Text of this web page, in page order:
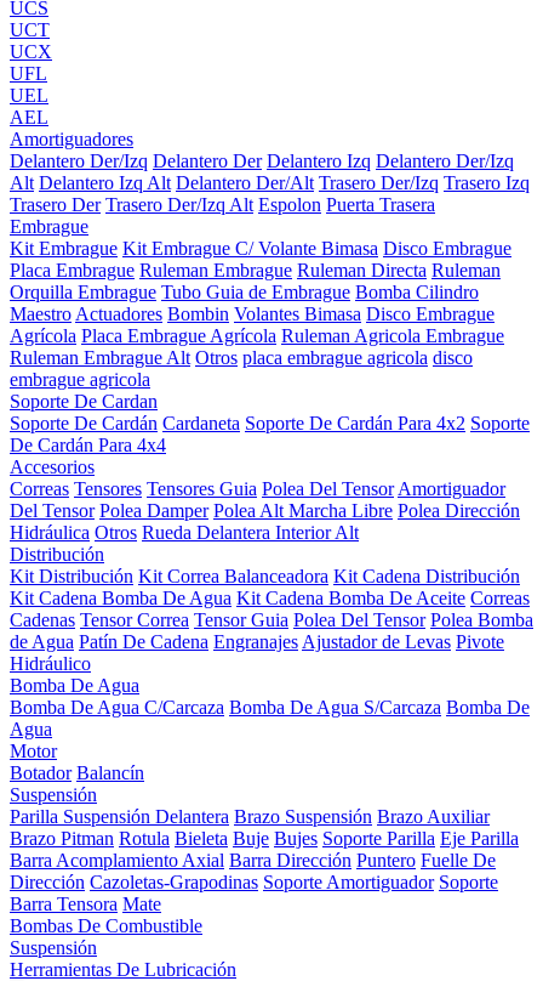
UCS
UCT
UCX
UFL
UEL
AEL
Amortiguadores
Delantero Der/Izq Delantero Der Delantero Izq Delantero Der/Izq
Alt Delantero Izq Alt Delantero Der/Alt Trasero Der/Izq Trasero Izq
Trasero Der Trasero Der/Izq Alt Espolon Puerta Trasera
Embrague
Kit Embrague Kit Embrague C/ Volante Bimasa Disco Embrague
Placa Embrague Ruleman Embrague Ruleman Directa Ruleman
Orquilla Embrague Tubo Guia de Embrague Bomba Cilindro
Maestro Actuadores Bombin Volantes Bimasa Disco Embrague
Agrícola Placa Embrague Agrícola Ruleman Agricola Embrague
Ruleman Embrague Alt Otros placa embrague agricola disco
embrague agricola
Soporte De Cardan
Soporte De Cardán Cardaneta Soporte De Cardán Para 4x2 Soporte
De Cardán Para 4x4
Accesorios
Correas Tensores Tensores Guia Polea Del Tensor Amortiguador
Del Tensor Polea Damper Polea Alt Marcha Libre Polea Dirección
Hidráulica Otros Rueda Delantera Interior Alt
Distribución
Kit Distribución Kit Correa Balanceadora Kit Cadena Distribución
Kit Cadena Bomba De Agua Kit Cadena Bomba De Aceite Correas
Cadenas Tensor Correa Tensor Guia Polea Del Tensor Polea Bomba
de Agua Patín De Cadena Engranajes Ajustador de Levas Pivote
Hidráulico
Bomba De Agua
Bomba De Agua C/Carcaza Bomba De Agua S/Carcaza Bomba De
Agua
Motor
Botador Balancín
Suspensión
Parilla Suspensión Delantera Brazo Suspensión Brazo Auxiliar
Brazo Pitman Rotula Bieleta Buje Bujes Soporte Parilla Eje Parilla
Barra Acomplamiento Axial Barra Dirección Puntero Fuelle De
Dirección Cazoletas-Grapodinas Soporte Amortiguador Soporte
Barra Tensora Mate
Bombas De Combustible
Suspensión
Herramientas De Lubricación